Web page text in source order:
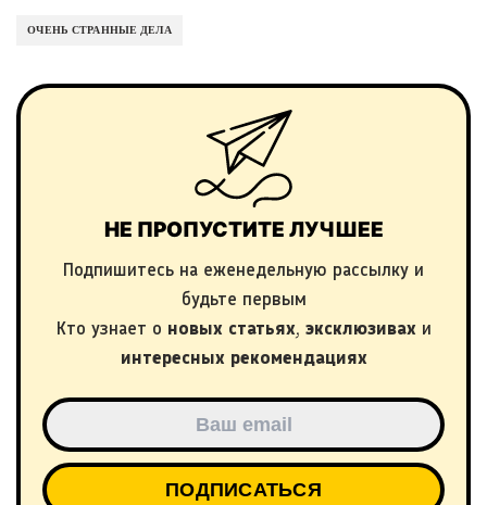
ОЧЕНЬ СТРАННЫЕ ДЕЛА
НЕ ПРОПУСТИТЕ ЛУЧШЕЕ
Подпишитесь на еженедельную рассылку и
будьте первым
Кто узнает о новых статьях, эксклюзивах и
интересных рекомендациях